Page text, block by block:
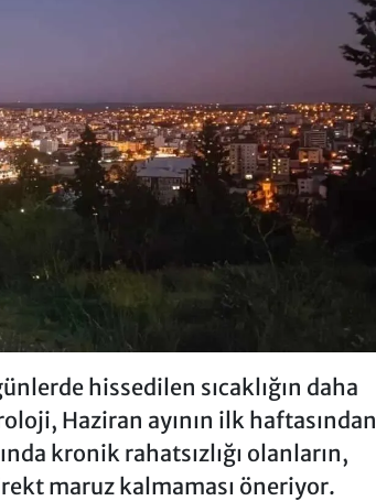
hissedilen sıcaklığın daha
Haziran ayının ilk haftasından
kronik rahatsızlığı olanların,
maruz kalmaması öneriyor.